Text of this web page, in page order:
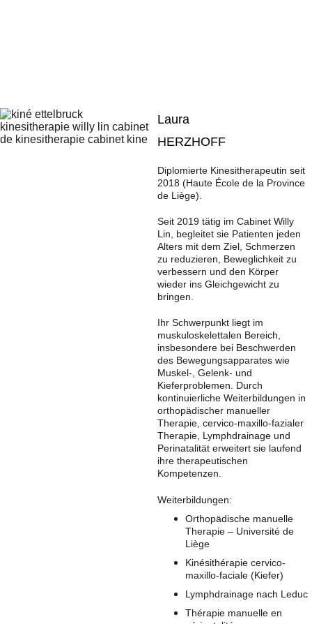
Laura
HERZHOFF
Diplomierte Kinesitherapeutin seit
2018 (Haute École de la Province
de Liège).
Seit 2019 tätig im Cabinet Willy
Lin, begleitet sie Patienten jeden
Alters mit dem Ziel, Schmerzen
zu reduzieren, Beweglichkeit zu
verbessern und den Körper
wieder ins Gleichgewicht zu
bringen.
Ihr Schwerpunkt liegt im
muskuloskelettalen Bereich,
insbesondere bei Beschwerden
des Bewegungsapparates wie
Muskel-, Gelenk- und
Kieferproblemen. Durch
kontinuierliche Weiterbildungen in
orthopädischer manueller
Therapie, cervico-maxillo-fazialer
Therapie, Lymphdrainage und
Perinatalität erweitert sie laufend
ihre therapeutischen
Kompetenzen.
Weiterbildungen:
Orthopädische manuelle
Therapie – Université de
Liège
Kinésithérapie cervico-
maxillo-faciale (Kiefer)
Lymphdrainage nach Leduc
Thérapie manuelle en